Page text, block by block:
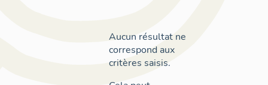
Aucun résultat ne
correspond aux
critères saisis.